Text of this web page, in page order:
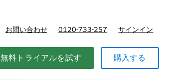
お問い合わせ 0120-733-257 サインイン
無料トライアルを試す 購入する